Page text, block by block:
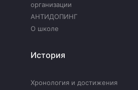
организации
АНТИДОПИНГ
О школе
История
Хронология и достижения